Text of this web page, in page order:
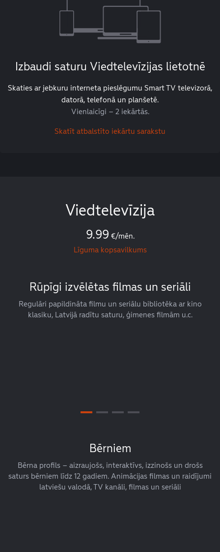
Izbaudi saturu Viedtelevīzijas lietotnē
Skaties ar jebkuru interneta pieslēgumu Smart TV televizorā,
datorā, telefonā un planšetē.
Vienlaicīgi – 2 iekārtās.
Skatīt atbalstīto iekārtu sarakstu
Viedtelevīzija
9.99 €/mēn.
Līguma kopsavilkums
Rūpīgi izvēlētas filmas un seriāli
Regulāri papildināta filmu un seriālu bibliotēka ar kino
klasiku, Latvijā radītu saturu, ģimenes filmām u.c.
Bērniem
Bērna profils – aizraujošs, interaktīvs, izzinošs un drošs
saturs bērniem līdz 12 gadiem. Animācijas filmas un raidījumi
latviešu valodā, TV kanāli, filmas un seriāli